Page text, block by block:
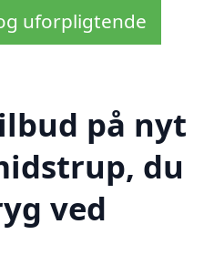
uforpligtende
på nyt
du
ved